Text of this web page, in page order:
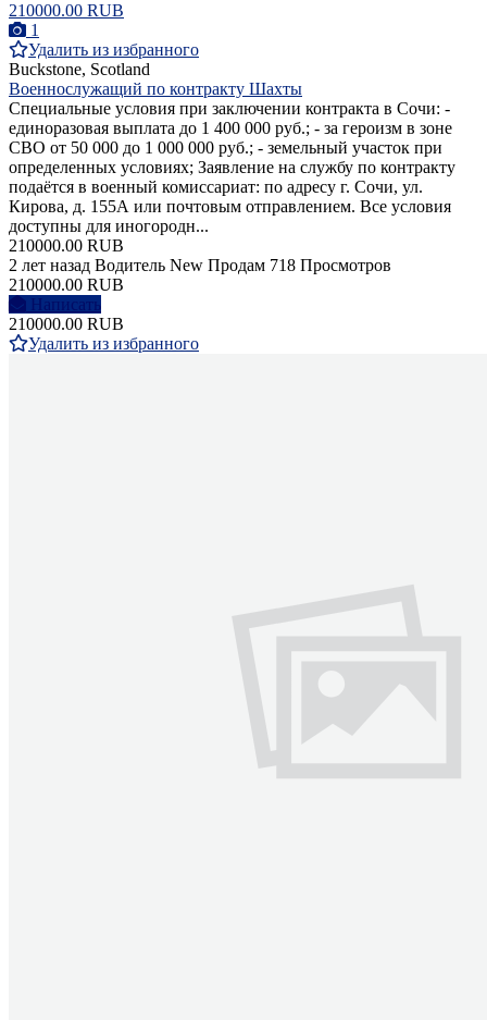
210000.00 RUB
1
Удалить из избранного
Buckstone, Scotland
Военнослужащий по контракту Шахты
Специальные условия при заключении контракта в Сочи: -
единоразовая выплата до 1 400 000 руб.; - за героизм в зоне
СВО от 50 000 до 1 000 000 руб.; - земельный участок при
определенных условиях; Заявление на службу по контракту
подаётся в военный комиссариат: по адресу г. Сочи, ул.
Кирова, д. 155А или почтовым отправлением. Все условия
доступны для иногородн...
210000.00 RUB
2 лет назад Водитель New Продам 718 Просмотров
210000.00 RUB
Написать
210000.00 RUB
Удалить из избранного